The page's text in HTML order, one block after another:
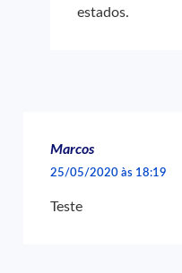
estados.
Marcos
25/05/2020 às 18:19
Teste